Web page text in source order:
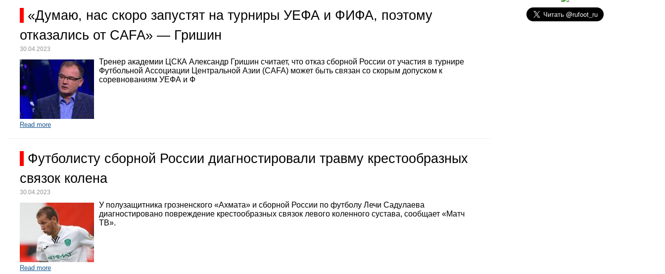
«Думаю, нас скоро запустят на турниры УЕФА и ФИФА, поэтому
отказались от CAFA» — Гришин
30.04.2023
Тренер академии ЦСКА Александр Гришин считает, что отказ сборной России от участия в турнире
Футбольной Ассоциации Центральной Азии (CAFA) может быть связан со скорым допуском к
соревнованиям УЕФА и Ф
Read more
Футболисту сборной России диагностировали травму крестообразных
связок колена
30.04.2023
У полузащитника грозненского «Ахмата» и сборной России по футболу Лечи Садулаева
диагностировано повреждение крестообразных связок левого коленного сустава, сообщает «Матч
ТВ».
Read more